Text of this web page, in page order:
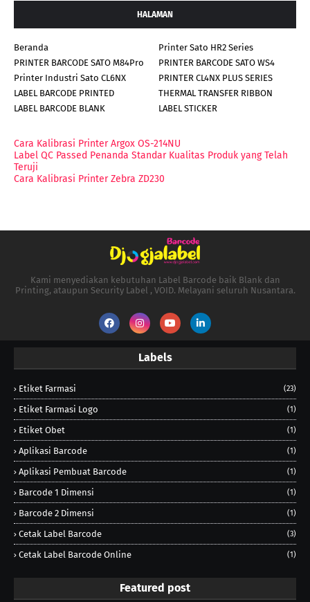
HALAMAN
Beranda
Printer Sato HR2 Series
PRINTER BARCODE SATO M84Pro
PRINTER BARCODE SATO WS4
Printer Industri Sato CL6NX
PRINTER CL4NX PLUS SERIES
LABEL BARCODE PRINTED
THERMAL TRANSFER RIBBON
LABEL BARCODE BLANK
LABEL STICKER
Cara Kalibrasi Printer Argox OS-214NU
Label QC Passed Penanda Standar Kualitas Produk yang Telah
Teruji
Cara Kalibrasi Printer Zebra ZD230
Kami menyediakan kebutuhan Label Barcode baik Blank dan
Printing, ataupun Security Label , VOID. Melayani seluruh Nusantara.
Labels
Etiket Farmasi (23)
Etiket Farmasi Logo (1)
Etiket Obet (1)
Aplikasi Barcode (1)
Aplikasi Pembuat Barcode (1)
Barcode 1 Dimensi (1)
Barcode 2 Dimensi (1)
Cetak Label Barcode (3)
Cetak Label Barcode Online (1)
Featured post